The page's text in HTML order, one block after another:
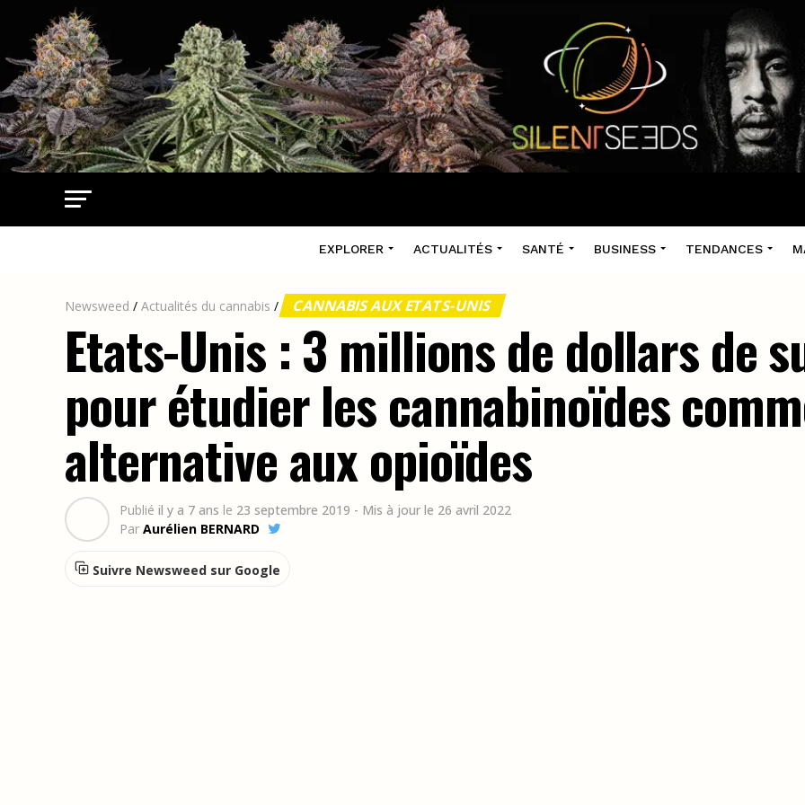
EXPLORER ACTUALITÉS SANTÉ BUSINESS TENDANCES
Newsweed / Actualités du cannabis / CANNABIS AUX ETATS-UNIS
Etats-Unis : 3 millions de dollars de
pour étudier les cannabinoïdes
alternative aux opioïdes
Publié il y a 7 ans le 23 septembre 2019 - Mis à jour le 26 avril 2022
Par Aurélien BERNARD
Suivre Newsweed sur Google